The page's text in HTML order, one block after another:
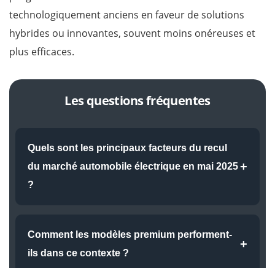
technologiquement anciens en faveur de solutions
hybrides ou innovantes, souvent moins onéreuses et
plus efficaces.
Les questions fréquentes
Quels sont les principaux facteurs du recul
du marché automobile électrique en mai 2025
?
+
principal est la baisse des immatriculations de marques
phares comme Tesla. Les aléas économiques et
Comment les modèles premium performent-
ils dans ce contexte ?
+